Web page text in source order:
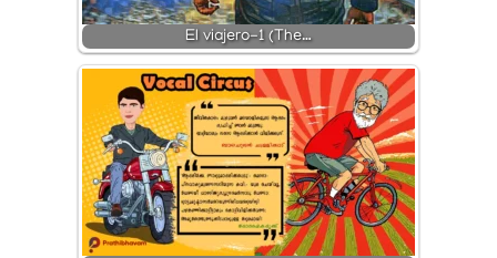
El viajero-1 (The…